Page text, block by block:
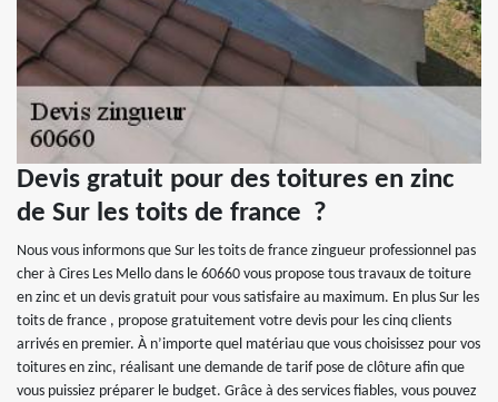
Devis gratuit pour des toitures en zinc
de Sur les toits de france ?
Nous vous informons que Sur les toits de france zingueur professionnel pas
cher à Cires Les Mello dans le 60660 vous propose tous travaux de toiture
en zinc et un devis gratuit pour vous satisfaire au maximum. En plus Sur les
toits de france , propose gratuitement votre devis pour les cinq clients
arrivés en premier. À n’importe quel matériau que vous choisissez pour vos
toitures en zinc, réalisant une demande de tarif pose de clôture afin que
vous puissiez préparer le budget. Grâce à des services fiables, vous pouvez